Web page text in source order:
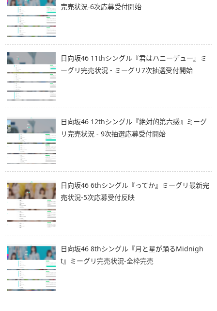
完売状況-6次応募受付開始
日向坂46 11thシングル『君はハニーデュー』ミ
ーグリ完売状況 - ミーグリ7次抽選受付開始
日向坂46 12thシングル『絶対的第六感』ミーグ
リ完売状況 - 9次抽選応募受付開始
日向坂46 6thシングル『ってか』ミーグリ最新完
売状況-5次応募受付反映
日向坂46 8thシングル『月と星が踊るMidnigh
t』ミーグリ完売状況-全枠完売